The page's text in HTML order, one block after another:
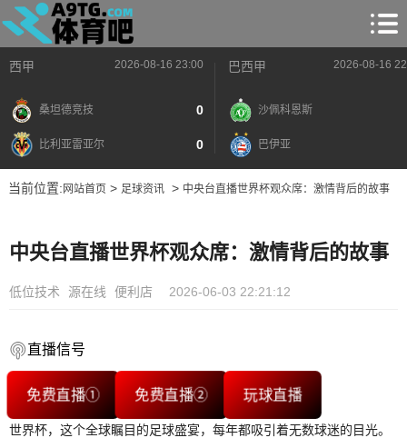
西甲 2026-08-16 23:00
桑坦德竞技 0
比利亚雷亚尔 0
巴西甲 2026-08-16
沙佩科恩斯
巴伊亚
当前位置: 网站首页> 足球资讯> 中央台直播世界杯观众席：激情背后的故事
中央台直播世界杯观众席：激情背后的故事
低位技术 源在线 便利店 2026-06-03 22:21:12
直播信号
免费直播① 免费直播② 玩球直播
世界杯，这个全球瞩目的足球盛宴，每年都吸引着无数球迷的目光。